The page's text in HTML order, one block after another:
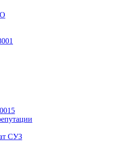
СУЗ